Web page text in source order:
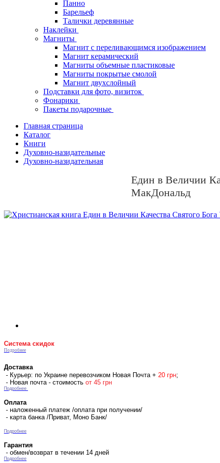
Панно
Барельеф
Талички деревянные
Наклейки
Магниты
Магнит с переливающимся изображением
Магнит керамический
Магниты объемные пластиковые
Магниты покрытые смолой
Магнит двухслойный
Подставки для фото, визиток
Фонарики
Пакеты подарочные
Главная страница
Каталог
Книги
Духовно-назидательные
Духовно-назидательная
Един в Величии
МакДональд
Система скидок
Подробнее
Доставка
- Курьер: по Украине перевозчиком Новая Почта + 20 грн;
- Новая почта - стоимость от 45 грн
Подробнее
Оплата
- наложенный платеж /оплата при получении/
- карта банка /Приват, Моно Банк/
Подробнее
Гарантия
- обмен/возврат в течении 14 дней
Подробнее